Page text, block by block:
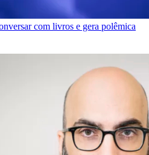
com livros e gera polêmica